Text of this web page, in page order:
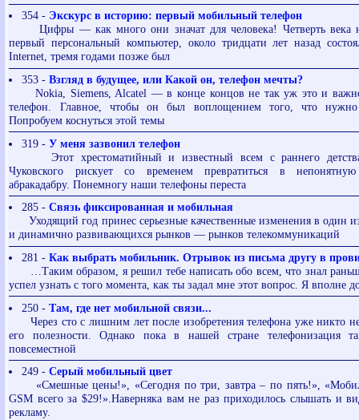
354 - Экскурс в историю: первый мобильный телефон
Цифры — как много они значат для человека! Четверть века
первый персональный компьютер, около тридцати лет назад
Internet, тремя годами позже был
353 - Взгляд в будущее, или Какой он, телефон мечты?
Nokia, Siemens, Alcatel — в конце концов не так уж это и
телефон. Главное, чтобы он был воплощением того, что
Попробуем коснуться этой темы
319 - У меня зазвонил телефон
Этот хрестоматийный и известный всем с раннего
Чуковского рискует со временем превратиться в
абракадабру. Понемногу наши телефоны переста
285 - Связь фиксированная и мобильная
Уходящий год принес серьезные качественные изменения в один
и динамично развивающихся рынков — рынков телекоммуникаций
281 - Как выбрать мобильник. Отрывок из письма другу в
…Таким образом, я решил тебе написать обо всем, что знал
успел узнать с того момента, как ты задал мне этот вопрос. Я вполне
250 - Там, где нет мобильной связи...
Через сто с лишним лет после изобретения телефона уже никто не
его полезности. Однако пока в нашей стране телефонизация
повсеместной
249 - Cерый мобильный цвет
«Смешные цены!», «Сегодня по три, завтра – по пять!»,
GSM всего за $29!».Наверняка вам не раз приходилось слышать и
рекламу.